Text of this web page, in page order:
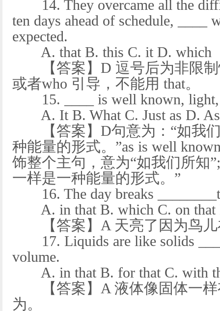
14. They overcame all the
ten days ahead of schedule, ____
expected.
A. that B. this C. it D. which
【答案】D 逗号后为非限制
或者who 引导，不能用 that。
15. ____ is well known, light,
A. It B. What C. Just as D. As
【答案】D句意为：“如我们
种能量的形式。”as is well
饰整个主句，意为“如我们所知
一样是一种能量的形式。”
16. The day breaks
A. in that B. which C. on that
【答案】A 天亮了因为鸟儿
17. Liquids are like solids
volume.
A. in that B. for that C. with
【答案】A 液体像固体一样
为。